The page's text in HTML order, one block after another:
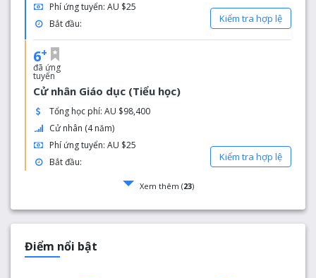
Phí ứng tuyển: AU $25
Bắt đầu:
Kiểm tra hợp lệ
6+
đã ứng
tuyển
Cử nhân Giáo dục (Tiểu học)
Tổng học phí: AU $98,400
Cử nhân (4 năm)
Phí ứng tuyển: AU $25
Bắt đầu:
Kiểm tra hợp lệ
Xem thêm (23)
Điểm nổi bật